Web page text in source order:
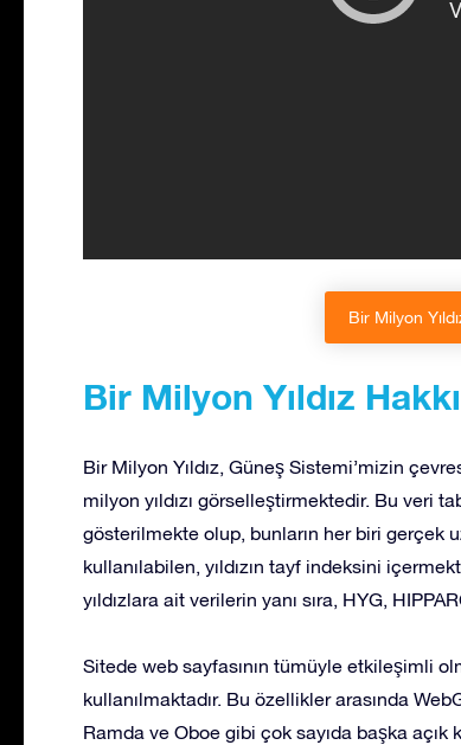
Bir Milyon
Bir Milyon Yıldız
Bir Milyon Yıldız, Güneş Sistemi’mizin
milyon yıldızı görselleştirmektedir. Bu veri
gösterilmekte olup, bunların her biri gerçek
kullanılabilen, yıldızın tayf indeksini
yıldızlara ait verilerin yanı sıra, HYG,
Sitede web sayfasının tümüyle etkileşimli
kullanılmaktadır. Bu özellikler arasında
Ramda ve Oboe gibi çok sayıda başka